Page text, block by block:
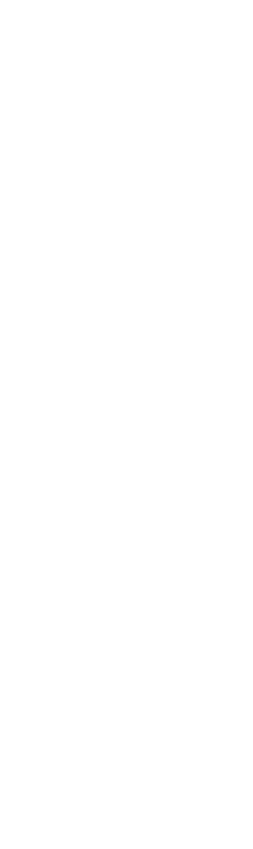
El seleccionador
lunes, a partir de las
Madrid, la lista
que se va a
el 19 de julio, y con
centrales elegidos o si
En el céntrico
dará la convocatoria
futbolistas de apoyo
amistoso contra Irak,
4 de junio.